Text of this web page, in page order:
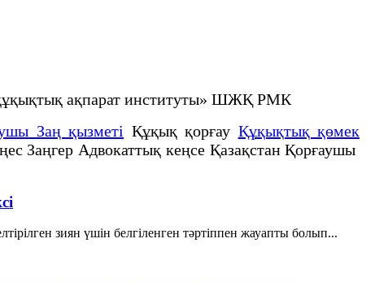
құқықтық ақпарат институты» ШЖҚ РМК
Заң қызметі Құқық қорғау Құқықтық қөмек
Заңгер Адвокаттық кеңсе Қазақстан Қорғаушы
зиян үшiн белгiленген тәртiппен жауапты болып...